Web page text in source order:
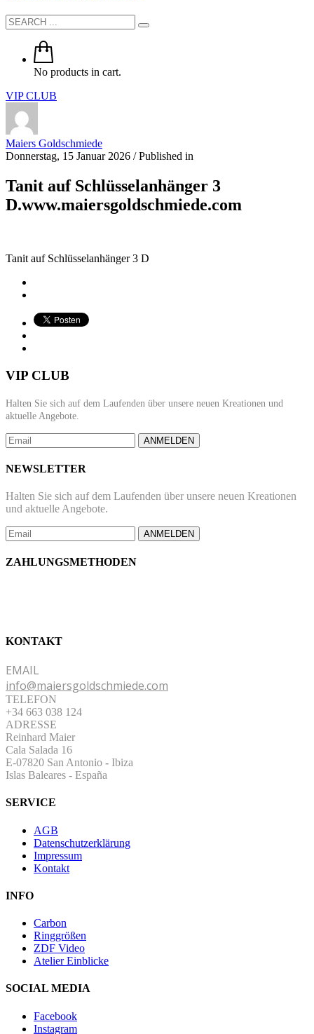
No products in cart.
VIP CLUB
Maiers Goldschmiede
Donnerstag, 15 Januar 2026 /Published in
Tanit auf Schlüsselanhänger 3
D.www.maiersgoldschmiede.com
Tanit auf Schlüsselanhänger 3 D
VIP CLUB
Halten Sie sich auf dem Laufenden über unsere neuen Kreationen und
aktuelle Angebote.
ANMELDEN
NEWSLETTER
Halten Sie sich auf dem Laufenden über unsere neuen Kreationen
und aktuelle Angebote.
ANMELDEN
ZAHLUNGSMETHODEN
KONTAKT
EMAIL
info@maiersgoldschmiede.com
TELEFON
+34 663 038 124
ADRESSE
Reinhard Maier
Cala Salada 16
E-07820 San Antonio - Ibiza
Islas Baleares - España
SERVICE
AGB
Datenschutzerklärung
Impressum
Kontakt
INFO
Carbon
Ringgrößen
ZDF Video
Atelier Einblicke
SOCIAL MEDIA
Facebook
Instagram